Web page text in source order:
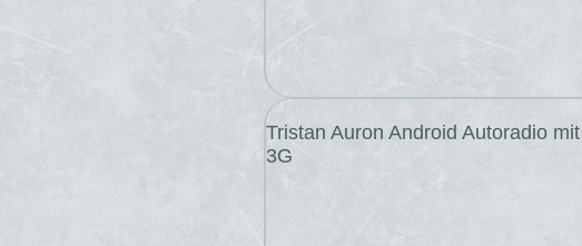
Tristan Auron Android Autoradio
3G